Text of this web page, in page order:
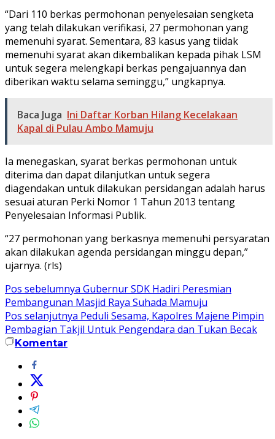
“Dari 110 berkas permohonan penyelesaian sengketa
yang telah dilakukan verifikasi, 27 permohonan yang
memenuhi syarat. Sementara, 83 kasus yang tiidak
memenuhi syarat akan dikembalikan kepada pihak LSM
untuk segera melengkapi berkas pengajuannya dan
diberikan waktu selama seminggu,” ungkapnya.
Baca Juga Ini Daftar Korban Hilang Kecelakaan
Kapal di Pulau Ambo Mamuju
Ia menegaskan, syarat berkas permohonan untuk
diterima dan dapat dilanjutkan untuk segera
diagendakan untuk dilakukan persidangan adalah harus
sesuai aturan Perki Nomor 1 Tahun 2013 tentang
Penyelesaian Informasi Publik.
“27 permohonan yang berkasnya memenuhi persyaratan
akan dilakukan agenda persidangan minggu depan,”
ujarnya. (rls)
Navigasi
pos
Pos sebelumnya Gubernur SDK Hadiri Peresmian
Pembangunan Masjid Raya Suhada Mamuju
Pos selanjutnya Peduli Sesama, Kapolres Majene Pimpin
Pembagian Takjil Untuk Pengendara dan Tukan Becak
Komentar